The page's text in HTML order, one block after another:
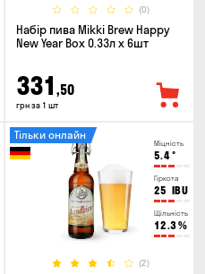
(0)
Набір пива Mikki Brew Happy
New Year Box 0.33л x 6шт
331 ,50
грн за 1 шт
Міцність
5.4°
Гіркота
25 IBU
Щільність
12.3%
(2)
Тільки онлайн